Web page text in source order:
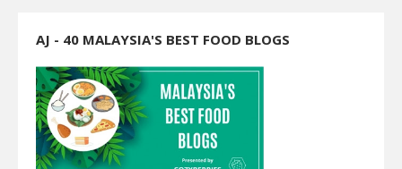
AJ - 40 MALAYSIA'S BEST FOOD BLOGS